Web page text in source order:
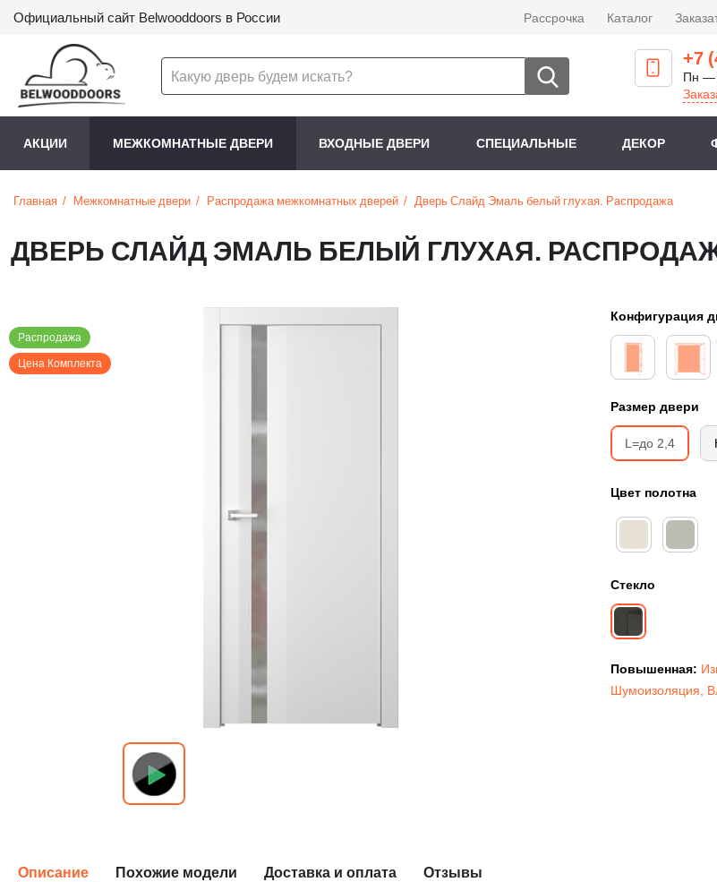
Официальный сайт Belwooddoors в России Рассрочка Каталог
+7
Пн —
АКЦИИ МЕЖКОМНАТНЫЕ ДВЕРИ ВХОДНЫЕ ДВЕРИ СПЕЦИАЛЬНЫЕ ДЕКОР
Главная Межкомнатные двери Распродажа межкомнатных дверей Дверь Слайд Эмаль белый глухая. Распродажа
ДВЕРЬ СЛАЙД ЭМАЛЬ БЕЛЫЙ ГЛУХАЯ.
Распродажа
Цена Комплекта
Конфигурация
Размер двери
L=до 2,4
Цвет полотна
Стекло
Повышенная:
Шумоизоляция,
Описание Похожие модели Доставка и оплата Отзывы